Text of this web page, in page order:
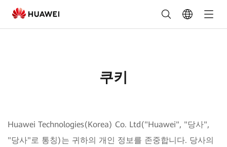
Cookies
-
쿠키
Huawei Technologies(Korea) Co. Ltd("Huawei", "당사",
"당사"로 통칭)는 귀하의 개인 정보를 존중합니다. 당사의